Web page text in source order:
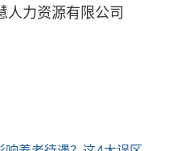
人力资源有限公司